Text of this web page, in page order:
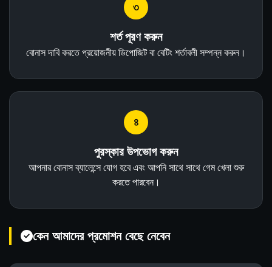
৩
শর্ত পূরণ করুন
বোনাস দাবি করতে প্রয়োজনীয় ডিপোজিট বা বেটিং শর্তাবলী সম্পন্ন করুন।
৪
পুরস্কার উপভোগ করুন
আপনার বোনাস ব্যালেন্সে যোগ হবে এবং আপনি সাথে সাথে গেম খেলা শুরু
করতে পারবেন।
কেন আমাদের প্রমোশন বেছে নেবেন